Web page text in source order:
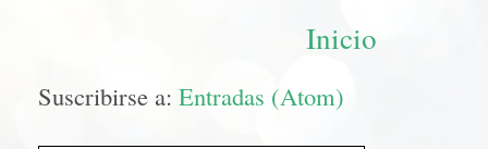
Inicio
Suscribirse a: Entradas (Atom)